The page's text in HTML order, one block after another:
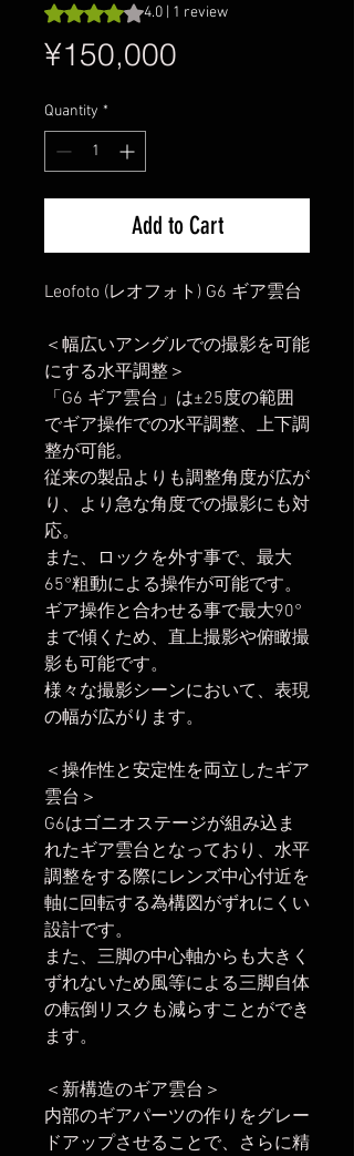
Rating is 4.0 out of five stars based on 1
4.0 | 1 review
¥150,000
Quantity *
Add to Cart
Leofoto (レオフォト) G6 ギア雲台
＜幅広いアングルでの撮影を可能
にする水平調整＞
「G6 ギア雲台」は±25度の範囲
でギア操作での水平調整、上下調
整が可能。
従来の製品よりも調整角度が広が
り、より急な角度での撮影にも対
応。
また、ロックを外す事で、最大
65°粗動による操作が可能です。
ギア操作と合わせる事で最大90°
まで傾くため、直上撮影や俯瞰撮
影も可能です。
様々な撮影シーンにおいて、表現
の幅が広がります。
＜操作性と安定性を両立したギア
雲台＞
G6はゴニオステージが組み込ま
れたギア雲台となっており、水平
調整をする際にレンズ中心付近を
軸に回転する為構図がずれにくい
設計です。
また、三脚の中心軸からも大きく
ずれないため風等による三脚自体
の転倒リスクも減らすことができ
ます。
＜新構造のギア雲台＞
内部のギアパーツの作りをグレー
ドアップさせることで、さらに精